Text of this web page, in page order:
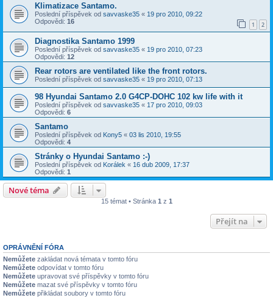
Klimatizace Santamo.
Poslední příspěvek od savvaske35 « 19 pro 2010, 09:22
Odpovědi: 16 1 2
Diagnostika Santamo 1999
Poslední příspěvek od savvaske35 « 19 pro 2010, 07:23
Odpovědi: 12
Rear rotors are ventilated like the front rotors.
Poslední příspěvek od savvaske35 « 19 pro 2010, 07:13
98 Hyundai Santamo 2.0 G4CP-DOHC 102 kw life with it
Poslední příspěvek od savvaske35 « 17 pro 2010, 09:03
Odpovědi: 6
Santamo
Poslední příspěvek od Kony5 « 03 lis 2010, 19:55
Odpovědi: 4
Stránky o Hyundai Santamo :-)
Poslední příspěvek od Korálek « 16 dub 2009, 17:37
Odpovědi: 1
Nové téma
15 témat • Stránka 1 z 1
Přejít na
OPRÁVNĚNÍ FÓRA
Nemůžete zakládat nová témata v tomto fóru
Nemůžete odpovídat v tomto fóru
Nemůžete upravovat své příspěvky v tomto fóru
Nemůžete mazat své příspěvky v tomto fóru
Nemůžete přikládat soubory v tomto fóru